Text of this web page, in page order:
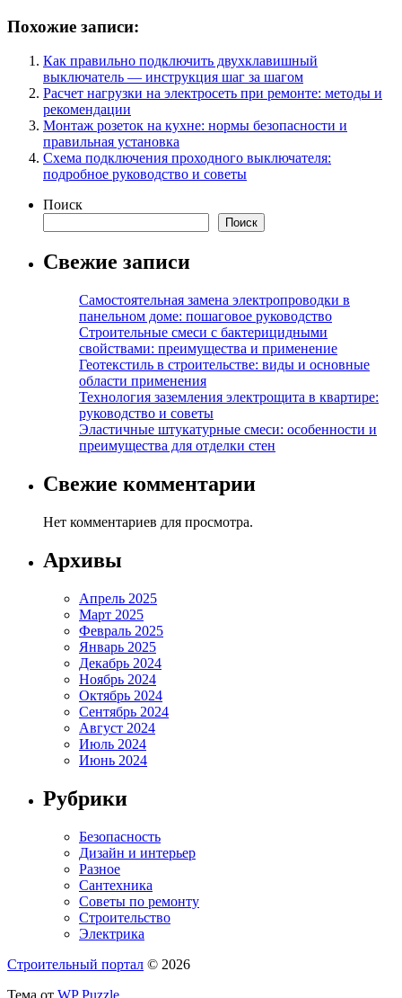
Похожие записи:
Как правильно подключить двухклавишный
выключатель — инструкция шаг за шагом
Расчет нагрузки на электросеть при ремонте: методы и
рекомендации
Монтаж розеток на кухне: нормы безопасности и
правильная установка
Схема подключения проходного выключателя:
подробное руководство и советы
Поиск
Поиск
Свежие записи
Самостоятельная замена электропроводки в
панельном доме: пошаговое руководство
Строительные смеси с бактерицидными
свойствами: преимущества и применение
Геотекстиль в строительстве: виды и основные
области применения
Технология заземления электрощита в квартире:
руководство и советы
Эластичные штукатурные смеси: особенности и
преимущества для отделки стен
Свежие комментарии
Нет комментариев для просмотра.
Архивы
Апрель 2025
Март 2025
Февраль 2025
Январь 2025
Декабрь 2024
Ноябрь 2024
Октябрь 2024
Сентябрь 2024
Август 2024
Июль 2024
Июнь 2024
Рубрики
Безопасность
Дизайн и интерьер
Разное
Сантехника
Советы по ремонту
Строительство
Электрика
Строительный портал © 2026
Тема от WP Puzzle